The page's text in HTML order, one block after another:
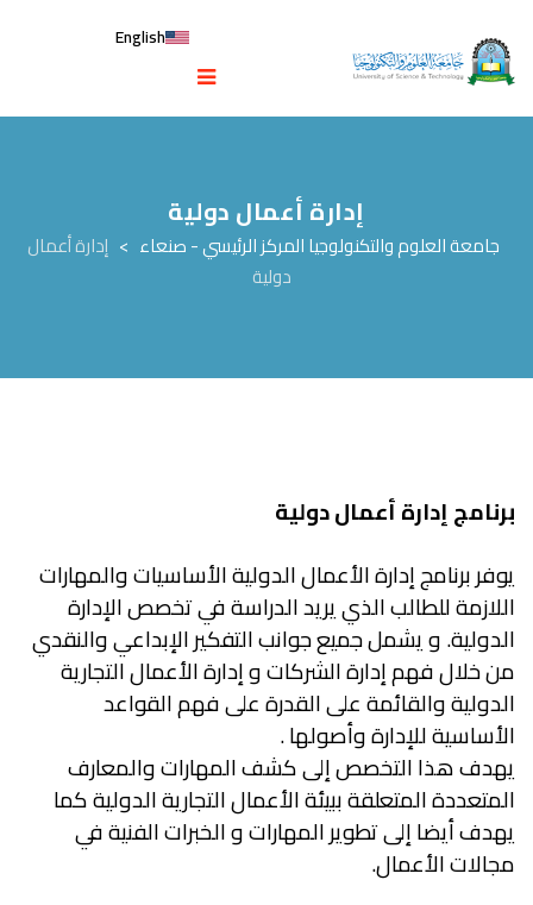
English
إدارة أعمال دولية
جامعة العلوم والتكنولوجيا المركز الرئيسي - صنعاء > إدارة أعمال
دولية
برنامج إدارة أعمال دولية
يوفر برنامج إدارة الأعمال الدولية الأساسيات والمهارات
اللازمة للطالب الذي يريد الدراسة في تخصص الإدارة
الدولية. و يشمل جميع جوانب التفكير الإبداعي والنقدي
من خلال فهم إدارة الشركات و إدارة الأعمال التجارية
الدولية والقائمة على القدرة على فهم القواعد
الأساسية للإدارة وأصولها .
يهدف هذا التخصص إلى كشف المهارات والمعارف
المتعددة المتعلقة ببيئة الأعمال التجارية الدولية كما
يهدف أيضا إلى تطوير المهارات و الخبرات الفنية في
مجالات الأعمال.